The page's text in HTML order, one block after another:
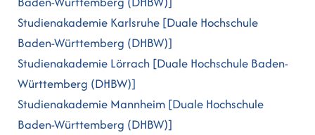
Studienakademie Karlsruhe [Duale Hochschule
Baden-Württemberg (DHBW)]
Studienakademie Lörrach [Duale Hochschule Baden-
Württemberg (DHBW)]
Studienakademie Mannheim [Duale Hochschule
Baden-Württemberg (DHBW)]